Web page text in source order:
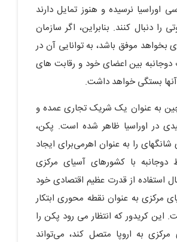
اوراسیا نرسیده و هنوز تمایل دارند
را دنبال کنند. بنابراین، اگر سازمان
بخواهد موفق باشد، به توانایی آن در
دوجانبه بین اعضای خود و رقابت های
آنها بستگی خواهد داشت.
به عنوان یک شریک تجاری عمده و
در اوراسیا ظاهر شده است. پکن،
را به عنوان اهرمی‌برای ایجاد
دوجانبه با کشورهای آسیای مرکزی
استفاده از قدرت عظیم اقتصادی خود
مرکزی به عنوان نقطه محوری ابتکار
این کریدور که انتظار می رود پکن را
به اروپا متصل کند، می‌تواند